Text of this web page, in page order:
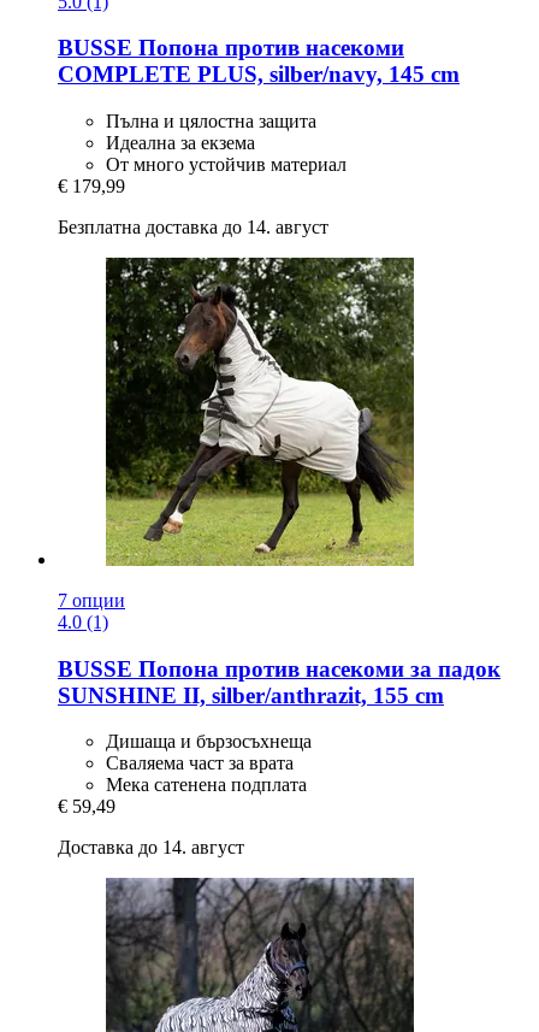
BUSSE Попона против насекоми
COMPLETE PLUS, silber/navy, 145 cm
Пълна и цялостна защита
Идеална за екзема
От много устойчив материал
€ 179,99
Безплатна доставка до 14. август
7 опции
4.0 (1)
BUSSE Попона против насекоми за падок
SUNSHINE II, silber/anthrazit, 155 cm
Дишаща и бързосъхнеща
Сваляема част за врата
Мека сатенена подплата
€ 59,49
Доставка до 14. август